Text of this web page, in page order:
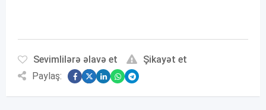
Sevimlilərə əlavə et
Şikayət et
Paylaş: